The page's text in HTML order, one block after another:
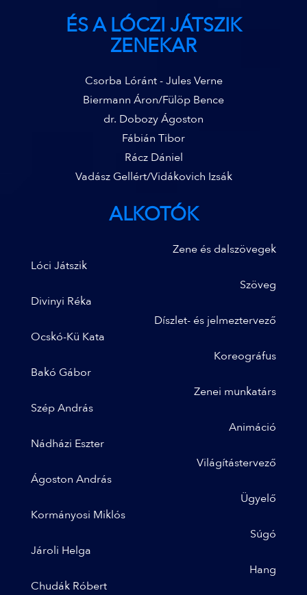
ÉS A LÓCZI JÁTSZIK
ZENEKAR
Csorba Lóránt - Jules Verne
Biermann Áron/Fülöp Bence
dr. Dobozy Ágoston
Fábián Tibor
Rácz Dániel
Vadász Gellért/Vidákovich Izsák
ALKOTÓK
Zene és dalszövegek
Lóci Játszik
Szöveg
Divinyi Réka
Díszlet- és jelmeztervező
Ocskó-Kü Kata
Koreográfus
Bakó Gábor
Zenei munkatárs
Szép András
Animáció
Nádházi Eszter
Világítástervező
Ágoston András
Ügyelő
Kormányosi Miklós
Súgó
Jároli Helga
Hang
Chudák Róbert